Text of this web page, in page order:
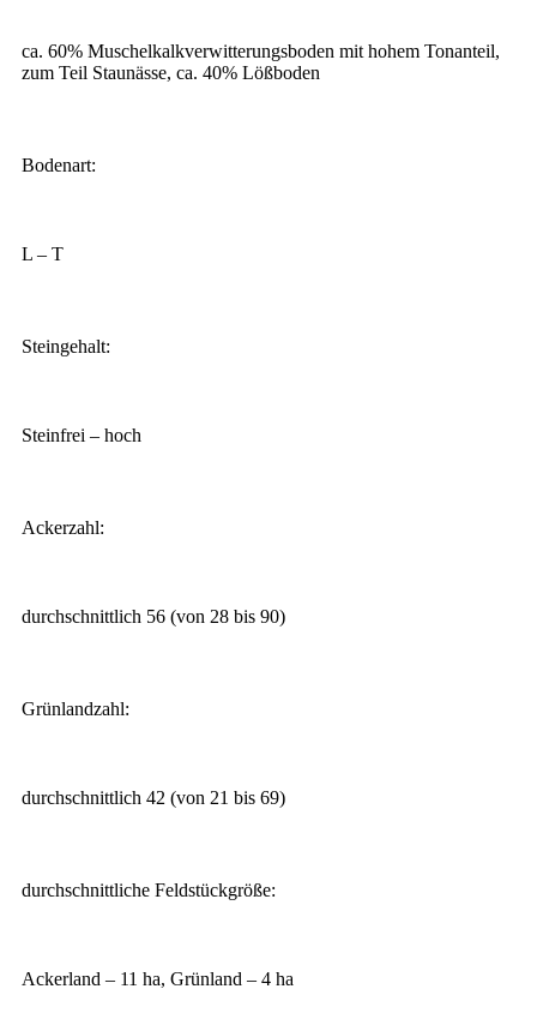
ca. 60% Muschelkalkverwitterungsboden mit hohem Tonanteil,
zum Teil Staunässe, ca. 40% Lößboden
Bodenart:
L – T
Steingehalt:
Steinfrei – hoch
Ackerzahl:
durchschnittlich 56 (von 28 bis 90)
Grünlandzahl:
durchschnittlich 42 (von 21 bis 69)
durchschnittliche Feldstückgröße:
Ackerland – 11 ha, Grünland – 4 ha